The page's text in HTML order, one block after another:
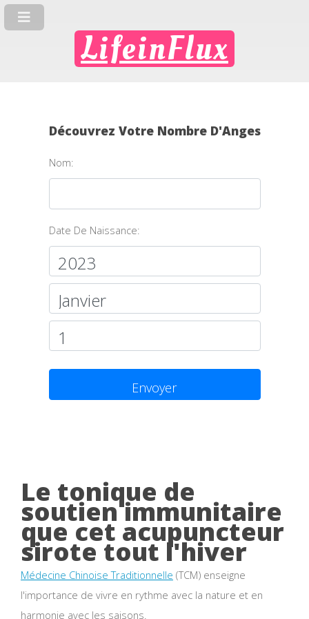
LifeinFlux
Découvrez Votre Nombre D'Anges
Nom:
Date De Naissance:
Envoyer
Le tonique de
soutien immunitaire
que cet acupuncteur
sirote tout l'hiver
Médecine Chinoise Traditionnelle (TCM) enseigne
l'importance de vivre en rythme avec la nature et en
harmonie avec les saisons.